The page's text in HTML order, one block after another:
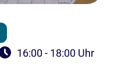
16:00 - 18:00 Uhr